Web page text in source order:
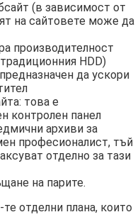
(в зависимост от
на сайтовете може да
производителност
HDD)
да ускори
това е
контролен панел
архиви за
професионалист, тъй
отделно за тази
на парите.
отделни плана, които